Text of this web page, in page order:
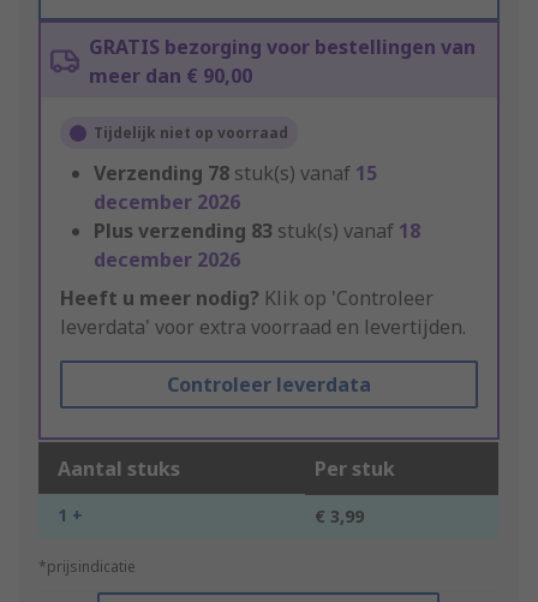
GRATIS bezorging voor bestellingen van
meer dan € 90,00
Tijdelijk niet op voorraad
Verzending 78 stuk(s) vanaf 15
december 2026
Plus verzending 83 stuk(s) vanaf 18
december 2026
Heeft u meer nodig? Klik op 'Controleer
leverdata' voor extra voorraad en levertijden.
Controleer leverdata
Aantal stuks Per stuk
1 + € 3,99
*prijsindicatie